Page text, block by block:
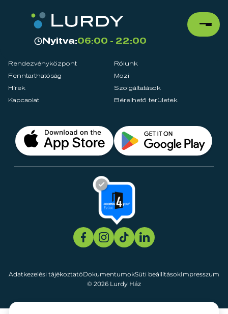
Nyitva:06:00 - 22:00
Rendezvényközpont
Rólunk
Fenntarthatóság
Mozi
Hírek
Szolgáltatások
Kapcsolat
Bérelhető területek
© 2026 Lurdy Ház
Adatkezelési tájékoztatóDokumentumokSüti beállításokImpresszum